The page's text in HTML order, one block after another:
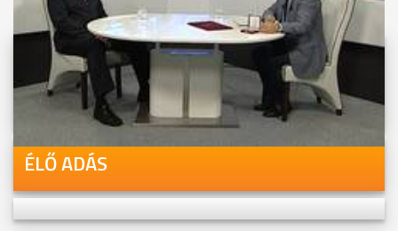
Videóink megtekinthetőek
Youtube-csatornánkon is!
ÉLŐ ADÁS